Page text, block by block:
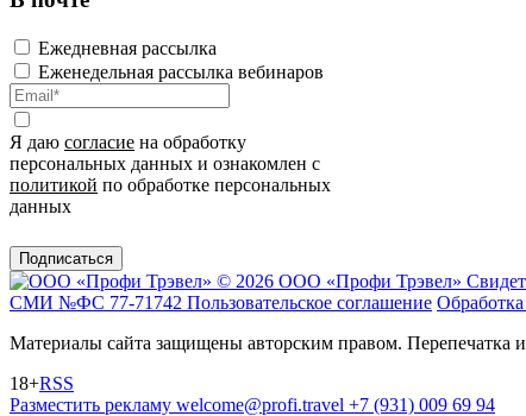
Ежедневная рассылка
Еженедельная рассылка вебинаров
Я даю согласие на обработку
персональных данных и ознакомлен с
политикой по обработке персональных
данных
Подписаться
© 2026 ООО «Профи Трэвeл»
СМИ №ФС 77-71742 Пользовательское соглашение
Материалы сайта защищены авторским правом. Перепечатка
18+RSS
Разместить рекламу welcome@profi.travel +7 (931) 009 69 94